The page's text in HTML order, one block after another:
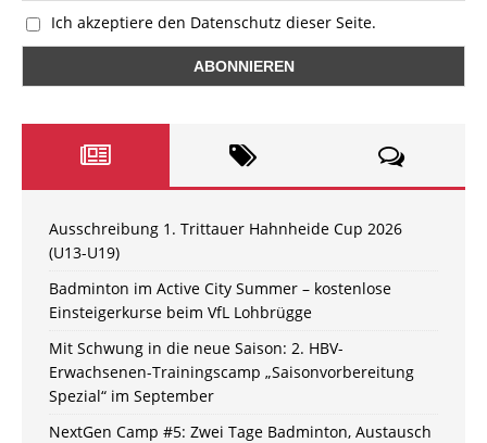
Ich akzeptiere den Datenschutz dieser Seite.
Ausschreibung 1. Trittauer Hahnheide Cup 2026
(U13-U19)
Badminton im Active City Summer – kostenlose
Einsteigerkurse beim VfL Lohbrügge
Mit Schwung in die neue Saison: 2. HBV-
Erwachsenen-Trainingscamp „Saisonvorbereitung
Spezial“ im September
NextGen Camp #5: Zwei Tage Badminton, Austausch